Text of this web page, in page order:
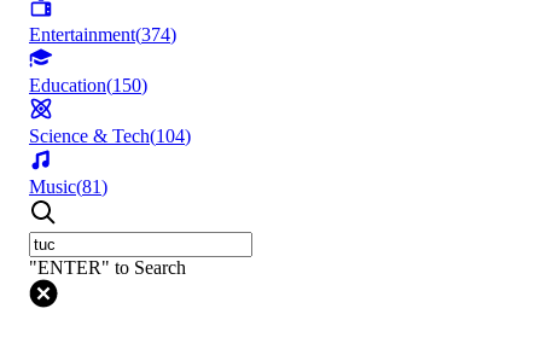
Entertainment(374)
Education(150)
Science & Tech(104)
Music(81)
"ENTER" to Search